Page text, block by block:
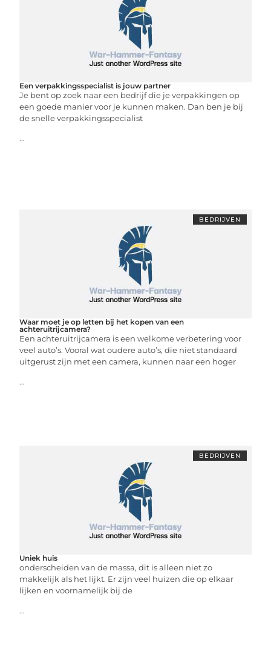
Een verpakkingsspecialist is jouw partner
Je bent op zoek naar een bedrijf die je verpakkingen op
een goede manier voor je kunnen maken. Dan ben je bij
de snelle verpakkingsspecialist
...
BEDRIJVEN
Waar moet je op letten bij het kopen van een
achteruitrijcamera?
Een achteruitrijcamera is een welkome verbetering voor
veel auto’s. Vooral wat oudere auto’s, die niet standaard
uitgerust zijn met een camera, kunnen naar een hoger
...
BEDRIJVEN
Uniek huis
onderscheiden van de massa, dit is alleen niet zo
makkelijk als het lijkt. Er zijn veel huizen die op elkaar
lijken en voornamelijk bij de
...